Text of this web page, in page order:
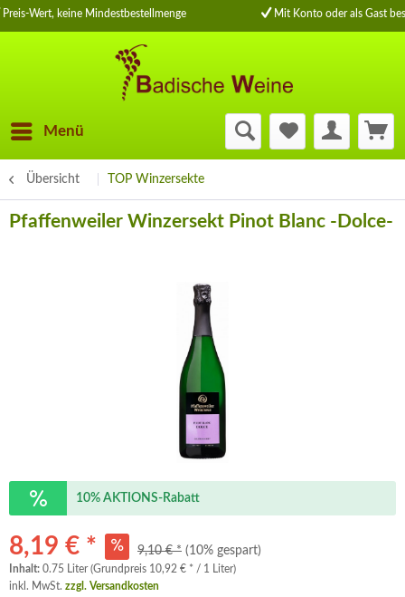
Wert, keine Mindestbestellmenge Mit Konto oder als Gast
Menü
Übersicht TOP Winzersekte
Pfaffenweiler Winzersekt Pinot Blanc -Dolce-
10% AKTIONS-Rabatt
8,19 € * 9,10 € * (10% gespart)
Inhalt: 0.75 Liter (Grundpreis 10,92 € * / 1 Liter)
inkl. MwSt. zzgl. Versandkosten